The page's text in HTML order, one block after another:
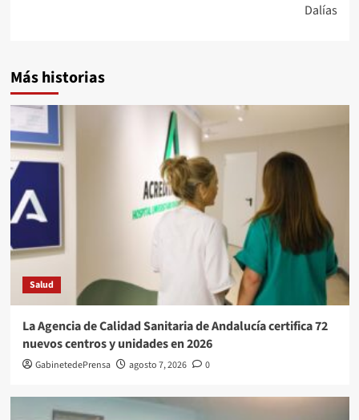
Dalías
Más historias
Salud
La Agencia de Calidad Sanitaria de Andalucía certifica 72
nuevos centros y unidades en 2026
GabinetedePrensa agosto 7, 2026 0